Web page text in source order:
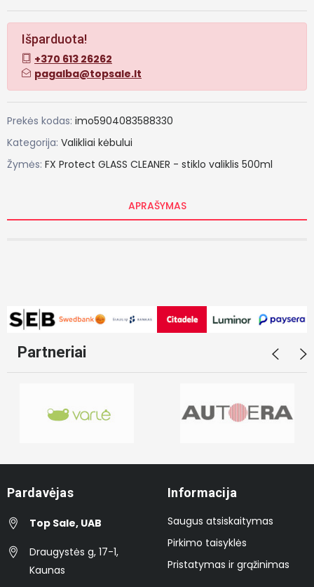
Išparduota!
+370 613 26262
pagalba@topsale.lt
Prekės kodas: imo5904083588330
Kategorija: Valikliai kėbului
Žymės: FX Protect GLASS CLEANER - stiklo valiklis 500ml
APRAŠYMAS
Partneriai
Pardavėjas
Top Sale, UAB
Draugystės g, 17-1,
Kaunas
Informacija
Saugus atsiskaitymas
Pirkimo taisyklės
Pristatymas ir grąžinimas